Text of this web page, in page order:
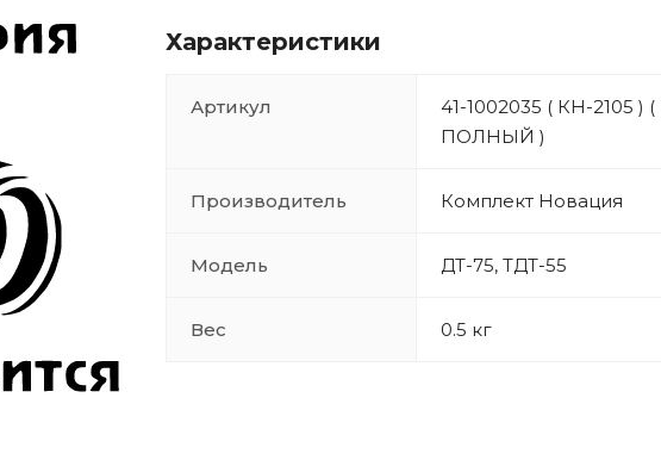
Характеристики
Артикул
41-1002035 ( КН-2105 ) (
ПОЛНЫЙ )
Производитель Комплект Новация
Модель ДТ-75, ТДТ-55
Вес 0.5 кг